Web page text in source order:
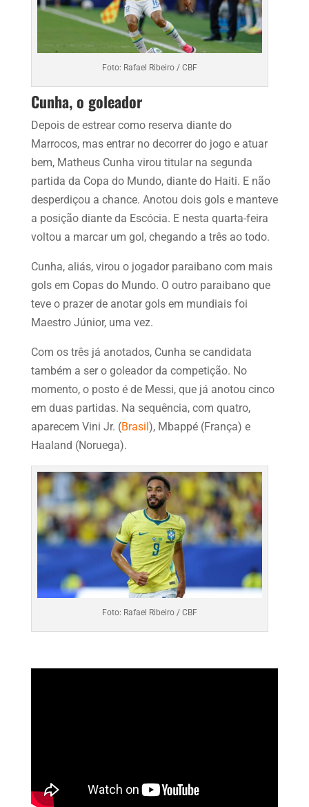
Foto: Rafael Ribeiro / CBF
Cunha, o goleador
Depois de estrear como reserva diante do
Marrocos, mas entrar no decorrer do jogo e atuar
bem, Matheus Cunha virou titular na segunda
partida da Copa do Mundo, diante do Haiti. E não
desperdiçou a chance. Anotou dois gols e manteve
a posição diante da Escócia. E nesta quarta-feira
voltou a marcar um gol, chegando a três ao todo.
Cunha, aliás, virou o jogador paraibano com mais
gols em Copas do Mundo. O outro paraibano que
teve o prazer de anotar gols em mundiais foi
Maestro Júnior, uma vez.
Com os três já anotados, Cunha se candidata
também a ser o goleador da competição. No
momento, o posto é de Messi, que já anotou cinco
em duas partidas. Na sequência, com quatro,
aparecem Vini Jr. (Brasil), Mbappé (França) e
Haaland (Noruega).
Foto: Rafael Ribeiro / CBF